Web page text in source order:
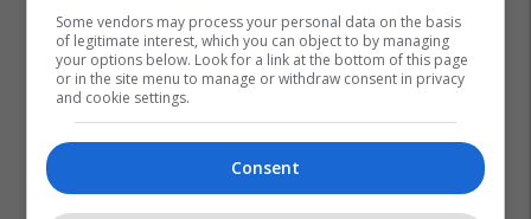
Some vendors may process your personal data on the basis
of legitimate interest, which you can object to by managing
your options below. Look for a link at the bottom of this page
or in the site menu to manage or withdraw consent in privacy
and cookie settings.
Consent